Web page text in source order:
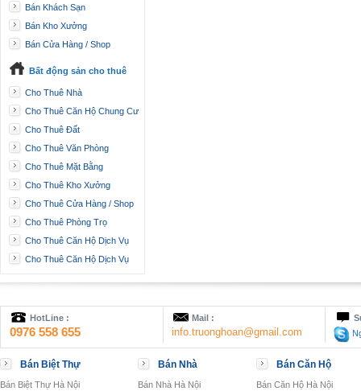
Bán Khách Sạn
Bán Kho Xưởng
Bán Cửa Hàng / Shop
Bất động sản cho thuê
Cho Thuê Nhà
Cho Thuê Căn Hộ Chung Cư
Cho Thuê Đất
Cho Thuê Văn Phòng
Cho Thuê Mặt Bằng
Cho Thuê Kho Xưởng
Cho Thuê Cửa Hàng / Shop
Cho Thuê Phòng Trọ
Cho Thuê Căn Hộ Dịch Vụ
Cho Thuê Căn Hộ Dịch Vụ
HotLine :
0976 558 655
Mail :
info.truonghoan@gmail.com
Bán Biệt Thự
Bán Biệt Thự Hà Nội
Bán Nhà
Bán Nhà Hà Nội
Bán Căn Hộ
Bán Căn Hộ Hà Nội